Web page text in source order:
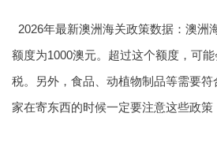
2026年最新澳洲海关政策数据：澳洲
额度为1000澳元。超过这个额度，可
税。另外，食品、动植物制品等需要
家在寄东西的时候一定要注意这些政策